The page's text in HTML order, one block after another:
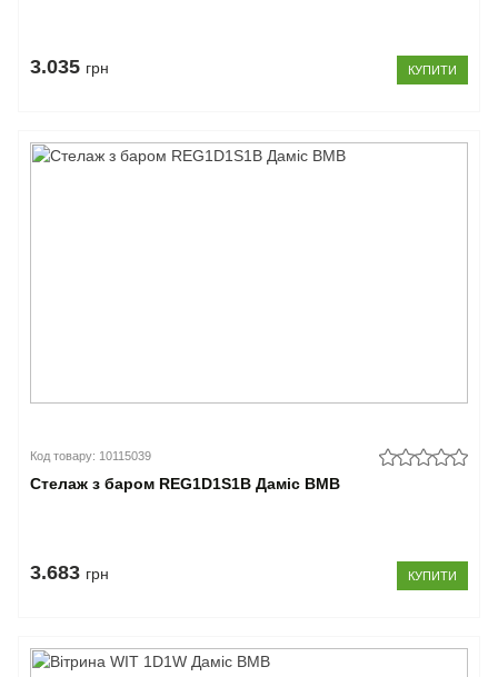
3.035 грн КУПИТИ
Код товару: 10115039
Стелаж з баром REG1D1S1B Даміс ВМВ
3.683 грн КУПИТИ